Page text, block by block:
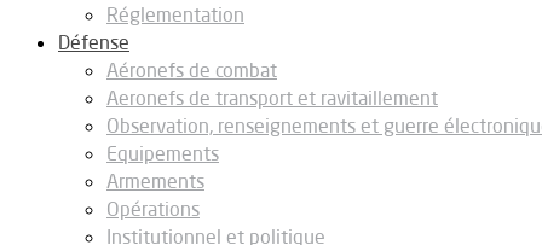
Réglementation
Défense
Aéronefs de combat
Aeronefs de transport et ravitaillement
Observation, renseignements et guerre
Equipements
Armements
Opérations
Institutionnel et politique